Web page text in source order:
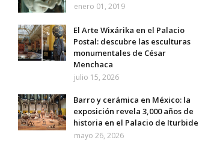
enero 01, 2019
El Arte Wixárika en el Palacio
Postal: descubre las esculturas
monumentales de César
Menchaca
julio 15, 2026
Barro y cerámica en México: la
exposición revela 3,000 años de
historia en el Palacio de Iturbide
mayo 26, 2026